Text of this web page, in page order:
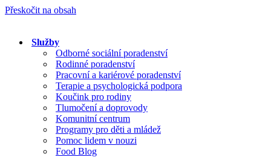
Přeskočit na obsah
Služby
Odborné sociální poradenství
Rodinné poradenství
Pracovní a kariérové poradenství
Terapie a psychologická podpora
Koučink pro rodiny
Tlumočení a doprovody
Komunitní centrum
Programy pro děti a mládež
Pomoc lidem v nouzi
Food Blog